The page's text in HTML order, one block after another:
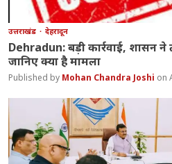
उत्तराखंड देहरादून
Dehradun: बड़ी कार्रवाई, शासन
जानिए क्या है मामला
Mohan Chandra Joshi